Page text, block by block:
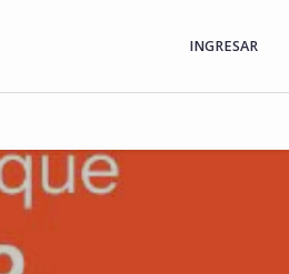
INGRESAR